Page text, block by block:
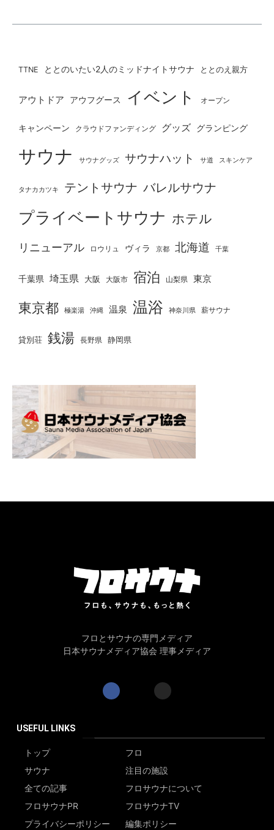
TTNE ととのいたい2人のミッドナイトサウナ ととのえ親方
アウトドア アウフグース イベント オープン
キャンペーン クラウドファンディング グッズ グランピング
サウナ サウナグッズ サウナハット サ道 スキンケア
タナカカツキ テントサウナ バレルサウナ
プライベートサウナ ホテル
リニューアル ロウリュ ヴィラ 京都 北海道 千葉
千葉県 埼玉県 大阪 大阪市 宿泊 山梨県 東京
東京都 極楽湯 沖縄 温泉 温浴 神奈川県 薪サウナ
貸別荘 銭湯 長野県 静岡県
フロとサウナの専門メディア
日本サウナメディア協会 理事メディア
USEFUL LINKS
トップ
フロ
サウナ
注目の施設
全ての記事
フロサウナについて
フロサウナPR
フロサウナTV
プライバシーポリシー
編集ポリシー